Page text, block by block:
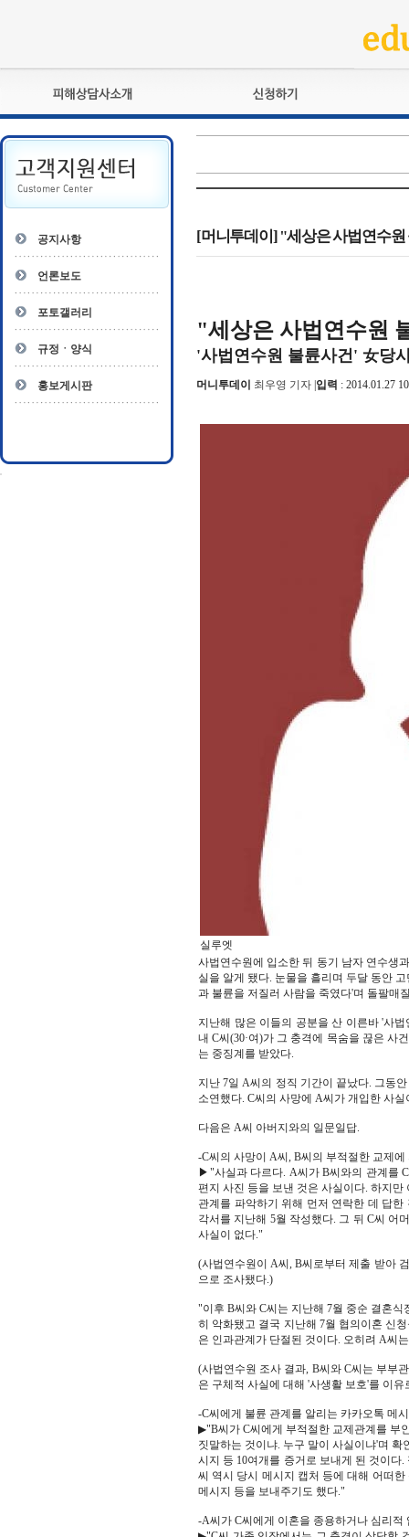
피해상담사란?
자격관리규정
상담사 자격증 확인
- 피해상담사 1급
- 전문수련감독자
- 전문수련기관
교육훈련
자격복원
공지사항
언론보도
포토갤러리
규정ㆍ양식
홍보게시판
[머니투데이] "세상은 사법연수
"세상은 사법연수원
'사법연수원 불륜사건' 女당
머니투데이 최우영 기자 입력 : 2014.01.27
실루엣
사법연수원에 입소한 뒤 동기 남자 연수생
실을 알게 됐다. 눈물을 흘리며 두달 동안
과 불륜을 저질러 사람을 죽였다'며 돌팔매
지난해 많은 이들의 공분을 산 이른바 '사
내 C씨(30·여)가 그 충격에 목숨을 끊은 사
는 중징계를 받았다.
지난 7일 A씨의 정직 기간이 끝났다. 그동
소연했다. C씨의 사망에 A씨가 개입한 사
다음은 A씨 아버지와의 일문일답.
-C씨의 사망이 A씨, B씨의 부적절한 교제
▶"사실과 다르다. A씨가 B씨와의 관계를
편지 사진 등을 보낸 것은 사실이다. 하지
관계를 파악하기 위해 먼저 연락한 데 답
각서를 지난해 5월 작성했다. 그 뒤 C씨 어
사실이 없다."
(사법연수원이 A씨, B씨로부터 제출 받아
으로 조사됐다.)
"이후 B씨와 C씨는 지난해 7월 중순 결혼
히 악화됐고 결국 지난해 7월 협의이혼 신
은 인과관계가 단절된 것이다. 오히려 A씨
(사법연수원 조사 결과, B씨와 C씨는 부부
은 구체적 사실에 대해 '사생활 보호'를 이
-C씨에게 불륜 관계를 알리는 카카오톡 메
▶"B씨가 C씨에게 부적절한 교제관계를 부
짓말하는 것이냐. 누구 말이 사실이냐'며
시지 등 10여개를 증거로 보내게 된 것이다
씨 역시 당시 메시지 캡처 등에 대해 어떠
메시지 등을 보내주기도 했다."
-A씨가 C씨에게 이혼을 종용하거나 심리